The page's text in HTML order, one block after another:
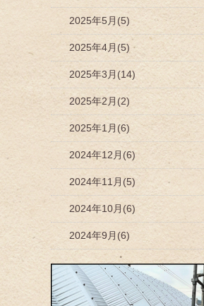
2025年5月(5)
2025年4月(5)
2025年3月(14)
2025年2月(2)
2025年1月(6)
2024年12月(6)
2024年11月(5)
2024年10月(6)
2024年9月(6)